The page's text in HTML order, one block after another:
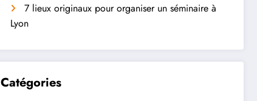
7 lieux originaux pour organiser un séminaire à
Lyon
Catégories